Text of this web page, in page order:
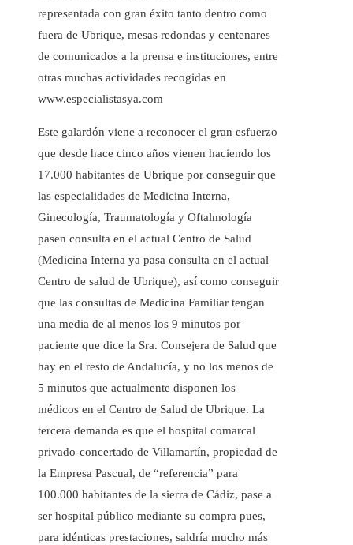
representada con gran éxito tanto dentro como
fuera de Ubrique, mesas redondas y centenares
de comunicados a la prensa e instituciones, entre
otras muchas actividades recogidas en
www.especialistasya.com
Este galardón viene a reconocer el gran esfuerzo
que desde hace cinco años vienen haciendo los
17.000 habitantes de Ubrique por conseguir que
las especialidades de Medicina Interna,
Ginecología, Traumatología y Oftalmología
pasen consulta en el actual Centro de Salud
(Medicina Interna ya pasa consulta en el actual
Centro de salud de Ubrique), así como conseguir
que las consultas de Medicina Familiar tengan
una media de al menos los 9 minutos por
paciente que dice la Sra. Consejera de Salud que
hay en el resto de Andalucía, y no los menos de
5 minutos que actualmente disponen los
médicos en el Centro de Salud de Ubrique. La
tercera demanda es que el hospital comarcal
privado-concertado de Villamartín, propiedad de
la Empresa Pascual, de “referencia” para
100.000 habitantes de la sierra de Cádiz, pase a
ser hospital público mediante su compra pues,
para idénticas prestaciones, saldría mucho más